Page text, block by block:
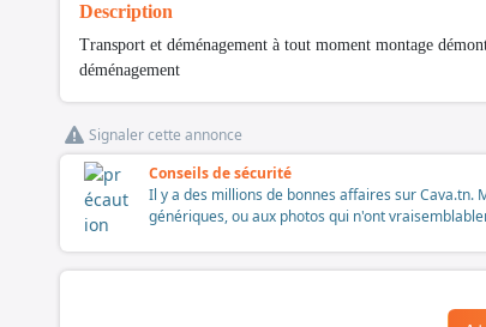
Description
Transport et déménagement à tout moment montage
déménagement
Signaler cette annonce
Conseils de sécurité
Il y a des millions de bonnes affaires sur
génériques, ou aux photos qui n'ont